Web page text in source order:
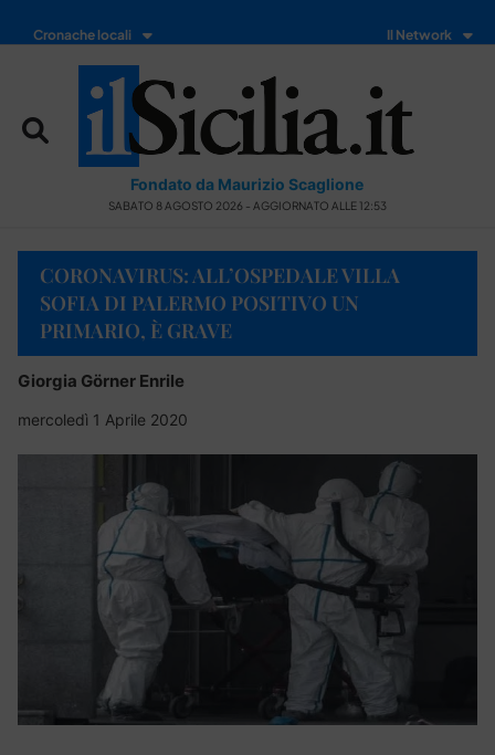
Cronache locali Il Network
Fondato da Maurizio Scaglione
SABATO 8 AGOSTO 2026 - AGGIORNATO ALLE 12:53
CORONAVIRUS: ALL’OSPEDALE VILLA
SOFIA DI PALERMO POSITIVO UN
PRIMARIO, È GRAVE
Giorgia Görner Enrile
mercoledì 1 Aprile 2020